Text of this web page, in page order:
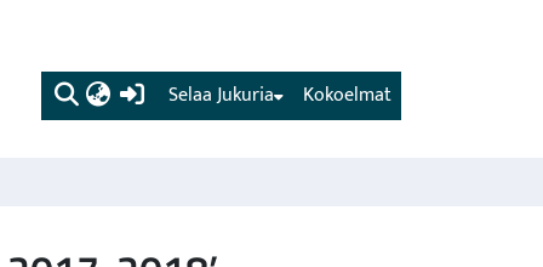
(current) Kokoelmat
Selaa Jukuria